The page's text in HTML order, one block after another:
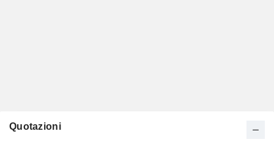
Quotazioni